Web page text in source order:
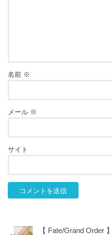
名前 ※
メール ※
サイト
【 Fate/Grand Order